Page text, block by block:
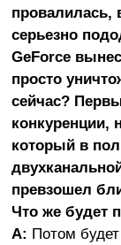
провалилась,
серьезно
GeForce
просто
сейчас?
конкуренции,
который в
превзошел
Что же будет
A: Потом